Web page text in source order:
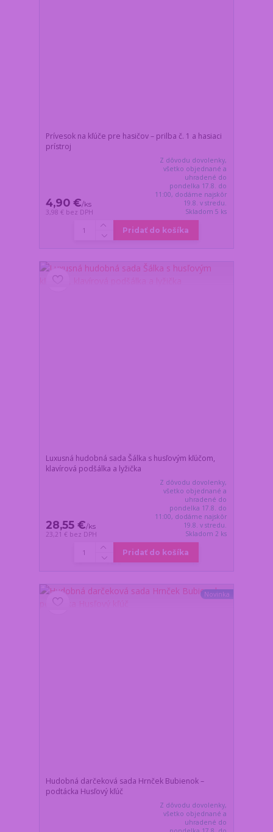
Prívesok na kľúče pre hasičov – prilba č. 1 a hasiaci
prístroj
4,90 €/ks
3,98 € bez DPH
Z dôvodu dovolenky,
všetko objednané a
uhradené do
pondelka 17.8. do
11:00, dodáme najskôr
19.8. v stredu.
Skladom 5 ks
Pridať do košíka
Luxusná hudobná sada Šálka s husľovým kľúčom,
klavírová podšálka a lyžička
28,55 €/ks
23,21 € bez DPH
Z dôvodu dovolenky,
všetko objednané a
uhradené do
pondelka 17.8. do
11:00, dodáme najskôr
19.8. v stredu.
Skladom 2 ks
Pridať do košíka
Novinka
Hudobná darčeková sada Hrnček Bubienok –
podtácka Husľový kľúč
Z dôvodu dovolenky,
všetko objednané a
uhradené do